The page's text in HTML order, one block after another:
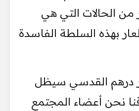
من الحالات التي هي
بهذه السلطة الفاسدة
درهم القدسي سيظل
نحن أعضاء المجتمع